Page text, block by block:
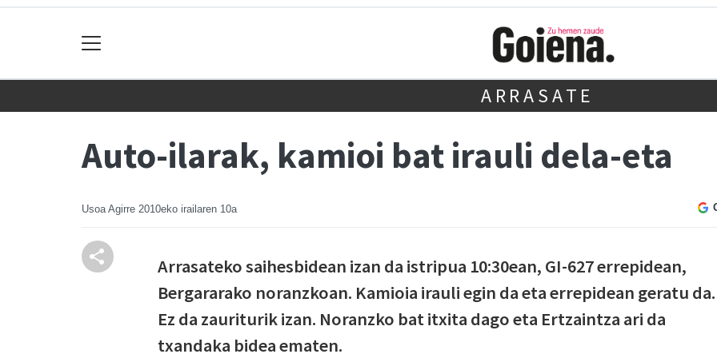
ARRASATE
Auto-ilarak, kamioi bat irauli dela-eta
Usoa Agirre 2010eko irailaren 10a
Arrasateko saihesbidean izan da istripua 10:30ean, GI-627 errepidean,
Bergararako noranzkoan. Kamioia irauli egin da eta errepidean geratu da.
Ez da zauriturik izan. Noranzko bat itxita dago eta Ertzaintza ari da
txandaka bidea ematen.